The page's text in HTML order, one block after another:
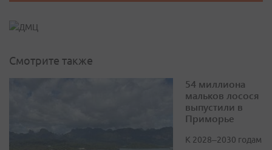
Смотрите также
54 миллиона
мальков лосося
выпустили в
Приморье
К 2028–2030 годам